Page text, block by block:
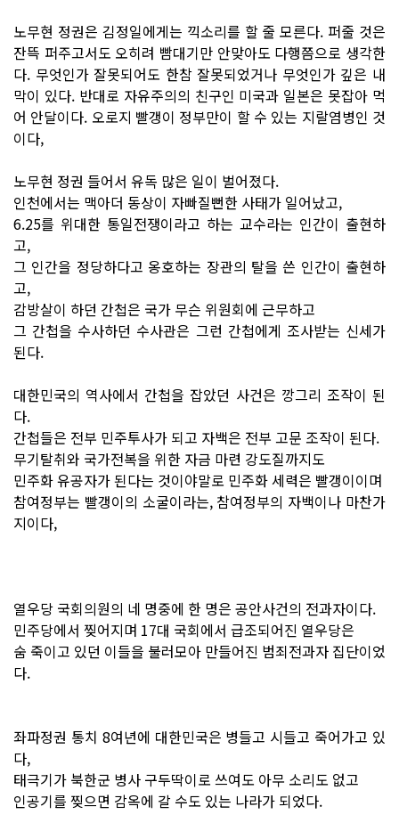
노무현 정권은 김정일에게는 끽소리를 할 줄 모른다. 퍼줄 것은
잔뜩 퍼주고서도 오히려 빰대기만 안맞아도 다행쯤으로 생각한
다. 무엇인가 잘못되어도 한참 잘못되었거나 무엇인가 깊은 내
막이 있다. 반대로 자유주의의 친구인 미국과 일본은 못잡아 먹
어 안달이다. 오로지 빨갱이 정부만이 할 수 있는 지랄염병인 것
이다,
노무현 정권 들어서 유독 많은 일이 벌어졌다.
인천에서는 맥아더 동상이 자빠질뻔한 사태가 일어났고,
6.25를 위대한 통일전쟁이라고 하는 교수라는 인간이 출현하
고,
그 인간을 정당하다고 옹호하는 장관의 탈을 쓴 인간이 출현하
고,
감방살이 하던 간첩은 국가 무슨 위원회에 근무하고
그 간첩을 수사하던 수사관은 그런 간첩에게 조사받는 신세가
된다.
대한민국의 역사에서 간첩을 잡았던 사건은 깡그리 조작이 된
다.
간첩들은 전부 민주투사가 되고 자백은 전부 고문 조작이 된다.
무기탈취와 국가전복을 위한 자금 마련 강도질까지도
민주화 유공자가 된다는 것이야말로 민주화 세력은 빨갱이이며
참여정부는 빨갱이의 소굴이라는, 참여정부의 자백이나 마찬가
지이다,
열우당 국회의원의 네 명중에 한 명은 공안사건의 전과자이다.
민주당에서 찢어지며 17대 국회에서 급조되어진 열우당은
숨 죽이고 있던 이들을 불러모아 만들어진 범죄전과자 집단이었
다.
좌파정권 통치 8여년에 대한민국은 병들고 시들고 죽어가고 있
다,
태극기가 북한군 병사 구두딱이로 쓰여도 아무 소리도 없고
인공기를 찢으면 감옥에 갈 수도 있는 나라가 되었다.